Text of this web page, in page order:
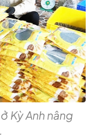
Kỳ Anh nâng